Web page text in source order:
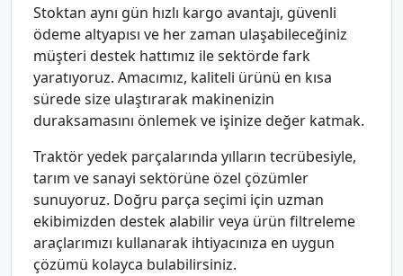
Stoktan aynı gün hızlı kargo avantajı, güvenli
ödeme altyapısı ve her zaman ulaşabileceğiniz
müşteri destek hattımız ile sektörde fark
yaratıyoruz. Amacımız, kaliteli ürünü en kısa
sürede size ulaştırarak makinenizin
duraksamasını önlemek ve işinize değer katmak.
Traktör yedek parçalarında yılların tecrübesiyle,
tarım ve sanayi sektörüne özel çözümler
sunuyoruz. Doğru parça seçimi için uzman
ekibimizden destek alabilir veya ürün filtreleme
araçlarımızı kullanarak ihtiyacınıza en uygun
çözümü kolayca bulabilirsiniz.